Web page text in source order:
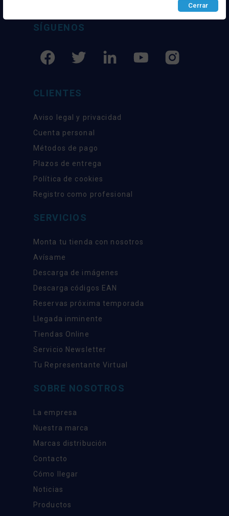
SÍGUENOS
CLIENTES
Aviso legal y privacidad
Cuenta personal
Métodos de pago
Plazos de entrega
Política de cookies
Registro como profesional
SERVICIOS
Monta tu tienda con nosotros
Avísame
Descarga de imágenes
Descarga códigos EAN
Reservas próxima temporada
Llegada inminente
Tiendas Online
Servicio Newsletter
Tu Representante Virtual
SOBRE NOSOTROS
La empresa
Nuestra marca
Marcas distribución
Contacto
Cómo llegar
Noticias
Productos
Cerrar